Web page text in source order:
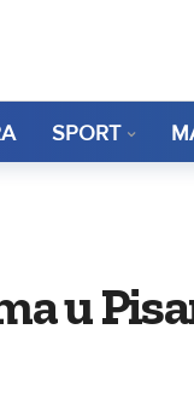
SPORT
u